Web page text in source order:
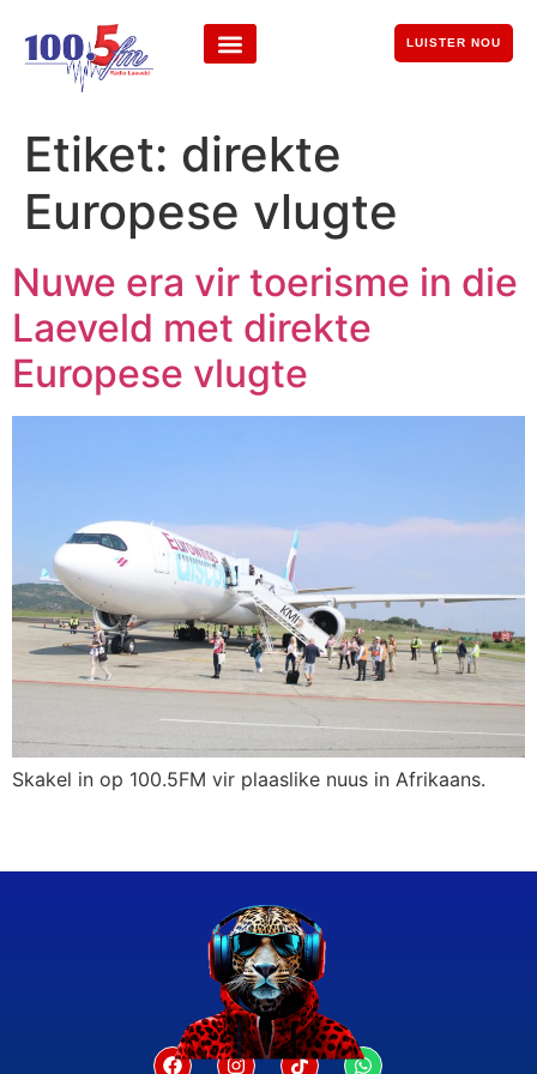
LUISTER NOU
Etiket: direkte
Europese vlugte
Nuwe era vir toerisme in die
Laeveld met direkte
Europese vlugte
Skakel in op 100.5FM vir plaaslike nuus in Afrikaans.